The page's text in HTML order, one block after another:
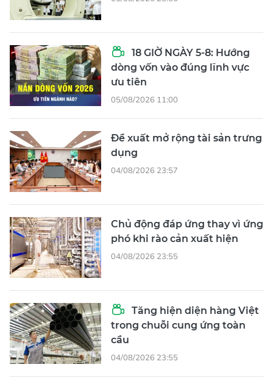
18 GIỜ NGÀY 5-8: Hướng
dòng vốn vào đúng lĩnh vực
ưu tiên
05/08/2026 11:00
Đề xuất mở rộng tài sản trưng
dụng
04/08/2026 23:57
Chủ động đáp ứng thay vì ứng
phó khi rào cản xuất hiện
04/08/2026 23:55
Tăng hiện diện hàng Việt
trong chuỗi cung ứng toàn
cầu
04/08/2026 23:55